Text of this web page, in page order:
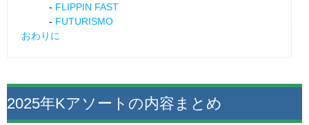
FLIPPIN FAST
FUTURISMO
おわりに
2025年Kアソートの内容まとめ